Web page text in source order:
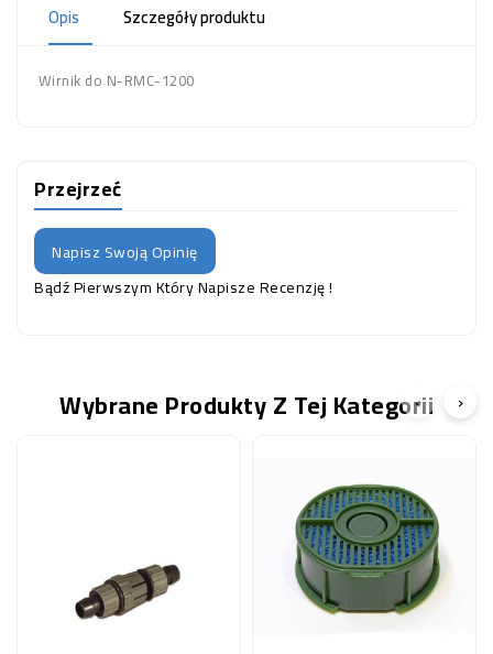
Opis Szczegóły produktu
Wirnik do N-RMC-1200
Przejrzeć
Napisz Swoją Opinię
Bądź Pierwszym Który Napisze Recenzję !
Wybrane Produkty Z Tej Kategorii
‹ ›